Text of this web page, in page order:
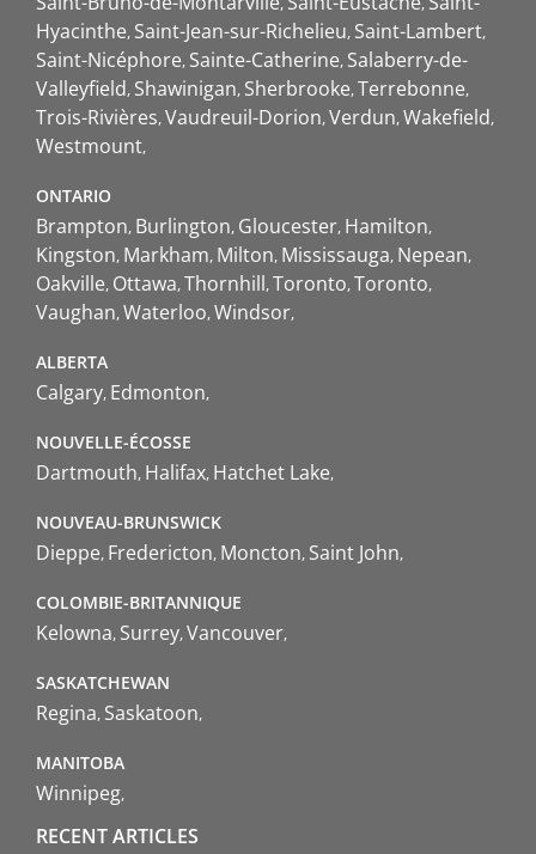
Hyacinthe Saint-Jean-sur-Richelieu Saint-Lambert
Saint-Nicéphore Sainte-Catherine Salaberry-de-
Valleyfield Shawinigan Sherbrooke Terrebonne
Trois-Rivières Vaudreuil-Dorion Verdun Wakefield
Westmount
ONTARIO
Brampton Burlington Gloucester Hamilton
Kingston Markham Milton Mississauga Nepean
Oakville Ottawa Thornhill Toronto Toronto
Vaughan Waterloo Windsor
ALBERTA
Calgary Edmonton
NOUVELLE-ÉCOSSE
Dartmouth Halifax Hatchet Lake
NOUVEAU-BRUNSWICK
Dieppe Fredericton Moncton Saint John
COLOMBIE-BRITANNIQUE
Kelowna Surrey Vancouver
SASKATCHEWAN
Regina Saskatoon
MANITOBA
Winnipeg
RECENT ARTICLES